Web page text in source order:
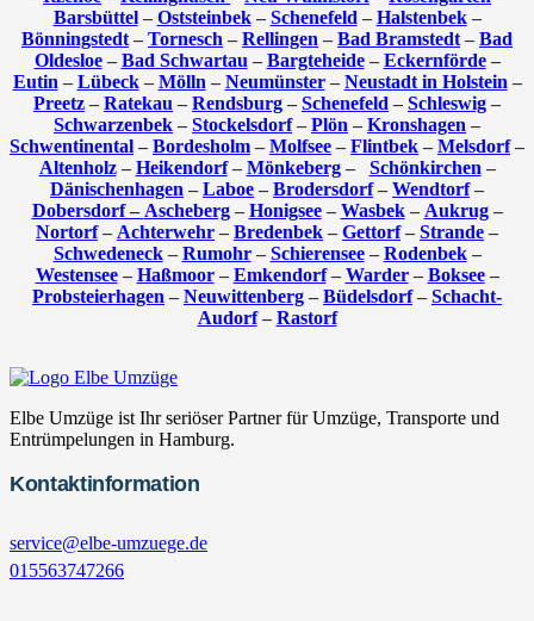
Barsbüttel– Oststeinbek– Schenefeld – Halstenbek–
Bönningstedt – Tornesch – Rellingen – Bad Bramstedt – Bad
Oldesloe– Bad Schwartau – Bargteheide– Eckernförde–
Eutin – Lübeck– Mölln – Neumünster– Neustadt in Holstein –
Preetz – Ratekau – Rendsburg – Schenefeld – Schleswig –
Schwarzenbek – Stockelsdorf– Plön – Kronshagen –
Schwentinental – Bordesholm – Molfsee – Flintbek – Melsdorf–
Altenholz– Heikendorf– Mönkeberg– Schönkirchen –
Dänischenhagen – Laboe – Brodersdorf– Wendtorf–
Dobersdorf – Ascheberg– Honigsee– Wasbek– Aukrug–
Nortorf– Achterwehr – Bredenbek – Gettorf– Strande –
Schwedeneck– Rumohr– Schierensee– Rodenbek–
Westensee– Haßmoor– Emkendorf– Warder– Boksee–
Probsteierhagen – Neuwittenberg – Büdelsdorf– Schacht-
Audorf– Rastorf
Elbe Umzüge ist Ihr seriöser Partner für Umzüge, Transporte und
Entrümpelungen in Hamburg.
Kontaktinformation
service@elbe-umzuege.de
015563747266